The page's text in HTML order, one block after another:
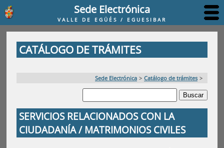
Sede Electrónica
VALLE DE EGÜÉS / EGUESIBAR
CATÁLOGO DE TRÁMITES
Sede Electrónica > Catálogo de trámites >
SERVICIOS RELACIONADOS CON LA
CIUDADANÍA / MATRIMONIOS CIVILES